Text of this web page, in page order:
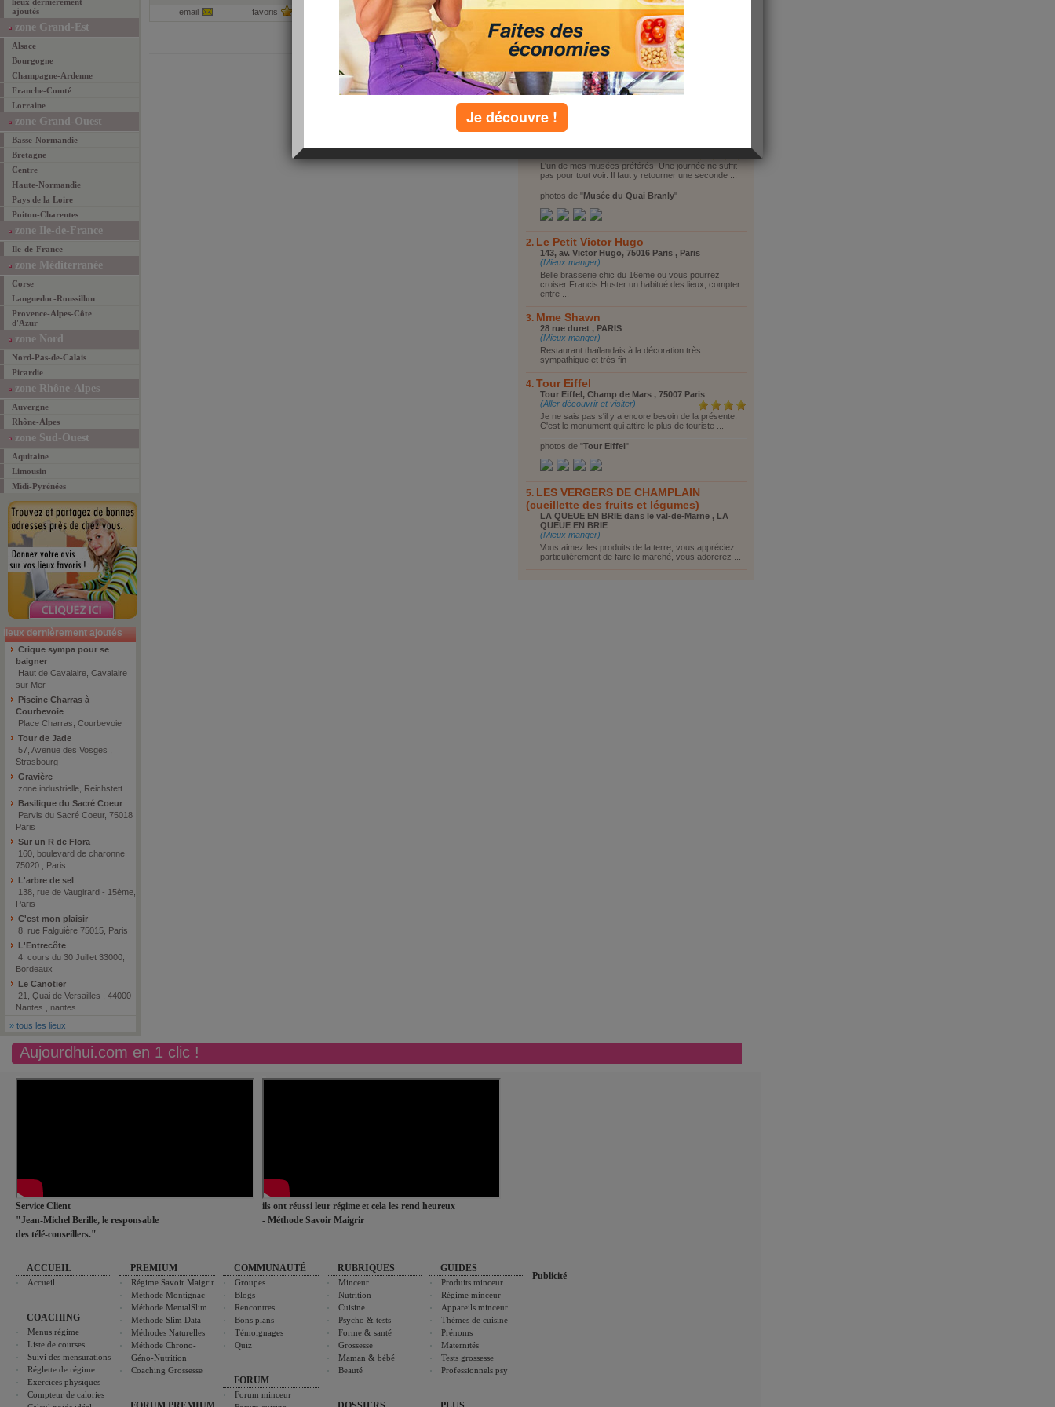
ajoutés
zone Grand-Est
Alsace
Bourgogne
Champagne-Ardenne
Franche-Comté
Lorraine
zone Grand-Ouest
Basse-Normandie
Bretagne
Centre
Haute-Normandie
Pays de la Loire
Poitou-Charentes
zone Ile-de-France
Ile-de-France
zone Méditerranée
Corse
Languedoc-Roussillon
Provence-Alpes-Côte
d'Azur
zone Nord
Nord-Pas-de-Calais
Picardie
zone Rhône-Alpes
Auvergne
Rhône-Alpes
zone Sud-Ouest
Aquitaine
Limousin
Midi-Pyrénées
lieux dernièrement ajoutés
Crique sympa pour se
baigner
Haut de Cavalaire, Cavalaire
sur Mer
Piscine Charras à
Courbevoie
Place Charras, Courbevoie
Tour de Jade
57, Avenue des Vosges ,
Strasbourg
Gravière
zone industrielle, Reichstett
Basilique du Sacré Coeur
Parvis du Sacré Coeur, 75018
Paris
Sur un R de Flora
160, boulevard de charonne
75020 , Paris
L'arbre de sel
138, rue de Vaugirard - 15ème,
Paris
C'est mon plaisir
8, rue Falguière 75015, Paris
L'Entrecôte
4, cours du 30 Juillet 33000,
Bordeaux
Le Canotier
21, Quai de Versailles , 44000
Nantes , nantes
» tous les lieux
email favoris partager Twitter
Visiter le coin
Faire du shopping
Autre
top lieux
Musée du Quai Branly
L'un de mes musées préférés. Une journée ne suffit
pas pour tout voir. Il faut y retourner une seconde ...
photos de "Musée du Quai Branly"
Le Petit Victor Hugo
143, av. Victor Hugo, 75016 Paris , Paris
(Mieux manger)
Belle brasserie chic du 16eme ou vous pourrez
croiser Francis Huster un habitué des lieux, compter
entre ...
Mme Shawn
28 rue duret , PARIS
(Mieux manger)
Restaurant thaïlandais à la décoration très
sympathique et très fin
Tour Eiffel
Tour Eiffel, Champ de Mars , 75007 Paris
(Aller découvrir et visiter)
Je ne sais pas s'il y a encore besoin de la présente.
C'est le monument qui attire le plus de touriste ...
photos de "Tour Eiffel"
LES VERGERS DE CHAMPLAIN
(cueillette des fruits et légumes)
LA QUEUE EN BRIE dans le val-de-Marne , LA
QUEUE EN BRIE
(Mieux manger)
Vous aimez les produits de la terre, vous appréciez
particulièrement de faire le marché, vous adorerez ...
Aujourdhui.com en 1 clic !
Service Client
"Jean-Michel Berille, le responsable
des télé-conseillers."
ils ont réussi leur régime et cela les rend heureux
- Méthode Savoir Maigrir
ACCUEIL
Accueil
COACHING
Menus régime
Liste de courses
Suivi des mensurations
Réglette de régime
Exercices physiques
Compteur de calories
PREMIUM
Régime Savoir Maigrir
Méthode Montignac
Méthode MentalSlim
Méthode Slim Data
Méthodes Naturelles
Méthode Chrono-
Géno-Nutrition
Coaching Grossesse
COMMUNAUTÉ
Groupes
Blogs
Rencontres
Bons plans
Témoignages
Quiz
FORUM
Forum minceur
RUBRIQUES
Minceur
Nutrition
Cuisine
Psycho & tests
Forme & santé
Grossesse
Maman & bébé
Beauté
GUIDES
Produits minceur
Régime minceur
Appareils minceur
Thèmes de cuisine
Prénoms
Maternités
Tests grossesse
Professionnels psy
Publicité
Je découvre !